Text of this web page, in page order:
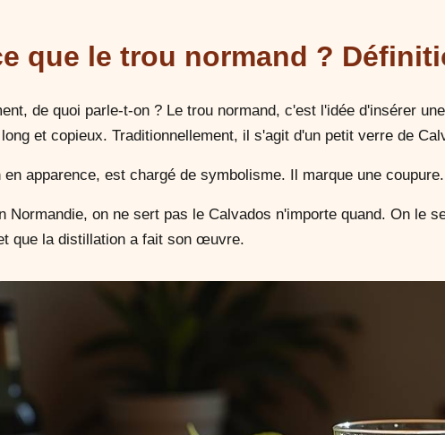
que le trou normand ?
de quoi parle-t-on ? Le trou normand, c'est l'idée d'insérer
et copieux. Traditionnellement, il s'agit d'un petit verre de
en apparence, est chargé de symbolisme. Il marque une
Normandie, on ne sert pas le Calvados n'importe quand. On le
que la distillation a fait son œuvre.